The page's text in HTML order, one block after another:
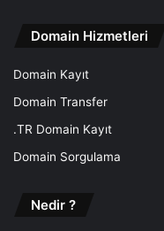
Domain Hizmetleri
Domain Kayıt
Domain Transfer
.TR Domain Kayıt
Domain Sorgulama
Nedir ?